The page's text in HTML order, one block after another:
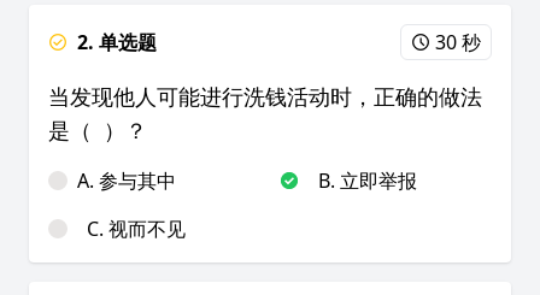
2. 单选题 30 秒
当发现他人可能进行洗钱活动时，正确的做法
是（ ）？
A. 参与其中
B. 立即举报
C. 视而不见